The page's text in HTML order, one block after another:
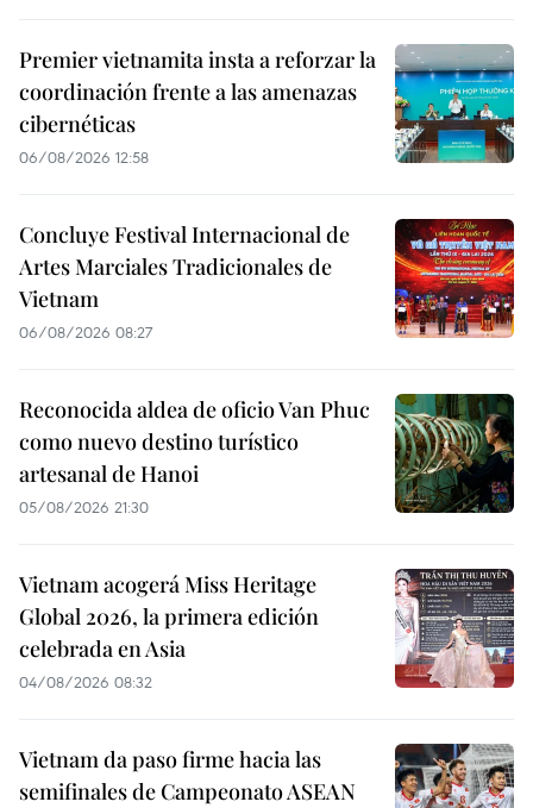
Premier vietnamita insta a reforzar la
coordinación frente a las amenazas
cibernéticas
06/08/2026 12:58
Concluye Festival Internacional de
Artes Marciales Tradicionales de
Vietnam
06/08/2026 08:27
Reconocida aldea de oficio Van Phuc
como nuevo destino turístico
artesanal de Hanoi
05/08/2026 21:30
Vietnam acogerá Miss Heritage
Global 2026, la primera edición
celebrada en Asia
04/08/2026 08:32
Vietnam da paso firme hacia las
semifinales de Campeonato ASEAN